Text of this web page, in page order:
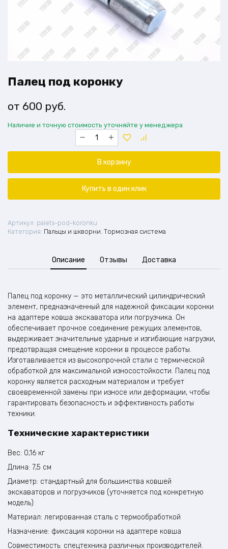
Палец под коронку
600 руб.
Наличие и точную стоимость уточняйте у менеджера
Количество
товара
Палец
В корзину
Купить в один клик
Артикул: palets-pod-koronku
Категория: Пальцы и шкворни Тормозная система
Описание Отзывы Доставка
Палец под коронку — это металлический цилиндрический
элемент, предназначенный для надежной фиксации коронки
на адаптере ковша экскаватора или погрузчика. Он
обеспечивает прочное соединение режущих элементов,
выдерживает значительные ударные и изгибающие нагрузки,
предотвращая смещение коронки в процессе работы.
Изготавливается из высокопрочной стали с термической
обработкой для максимальной износостойкости. Палец под
коронку является расходным материалом и требует
своевременной замены при износе или деформации, чтобы
гарантировать безопасность и эффективность работы
техники.
Технические характеристики
Вес: 0,16 кг
Длина: 7,5 см
Диаметр: стандартный для большинства ковшей
экскаваторов и погрузчиков (уточняется под конкретную
модель)
Материал: легированная сталь с термообработкой
Назначение: фиксация коронки на адаптере ковша
Совместимость: спецтехника различных производителей.